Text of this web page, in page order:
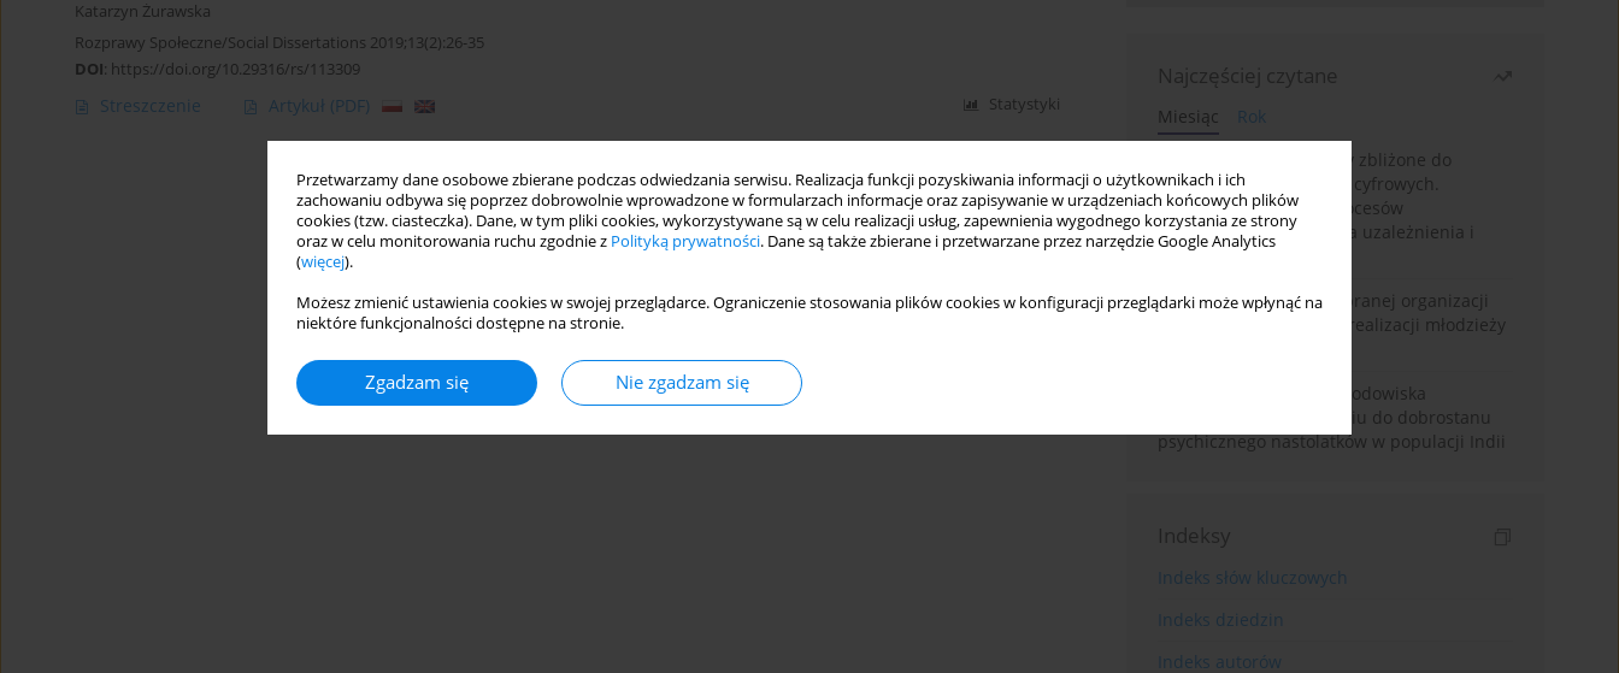
Przetwarzamy dane osobowe zbierane podczas odwiedzania serwisu. Realizacja funkcji pozyskiwania informacji o użytkownikach i ich
zachowaniu odbywa się poprzez dobrowolnie wprowadzone w formularzach informacje oraz zapisywanie w urządzeniach końcowych plików
cookies (tzw. ciasteczka). Dane, w tym pliki cookies, wykorzystywane są w celu realizacji usług, zapewnienia wygodnego korzystania ze strony
oraz w celu monitorowania ruchu zgodnie z Polityką prywatności. Dane są także zbierane i przetwarzane przez narzędzie Google Analytics
(więcej).
Możesz zmienić ustawienia cookies w swojej przeglądarce. Ograniczenie stosowania plików cookies w konfiguracji przeglądarki może wpłynąć na
niektóre funkcjonalności dostępne na stronie.
Zgadzam się Nie zgadzam się
Katarzyn Żurawska
Rozprawy Społeczne/Social Dissertations 2019;13(2):26-35
DOI: https://doi.org/10.29316/rs/113309
Streszczenie Artykuł (PDF) Statystyki
Najczęściej czytane
Miesiąc
Rok
Loot boxy – mechanizmy zbliżone do
hazardu ukryte w grach cyfrowych.
Narracyjny przegląd procesów
psychologicznych, ryzyka uzależnienia i
regulacji prawnych
Znaczenie wsparcia wybranej organizacji
pozarządowej dla samorealizacji młodzieży
Badanie osobowości i środowiska
rodzinnego w odniesieniu do dobrostanu
psychicznego nastolatków w populacji Indii
Indeksy
Indeks słów kluczowych
Indeks dziedzin
Indeks autorów